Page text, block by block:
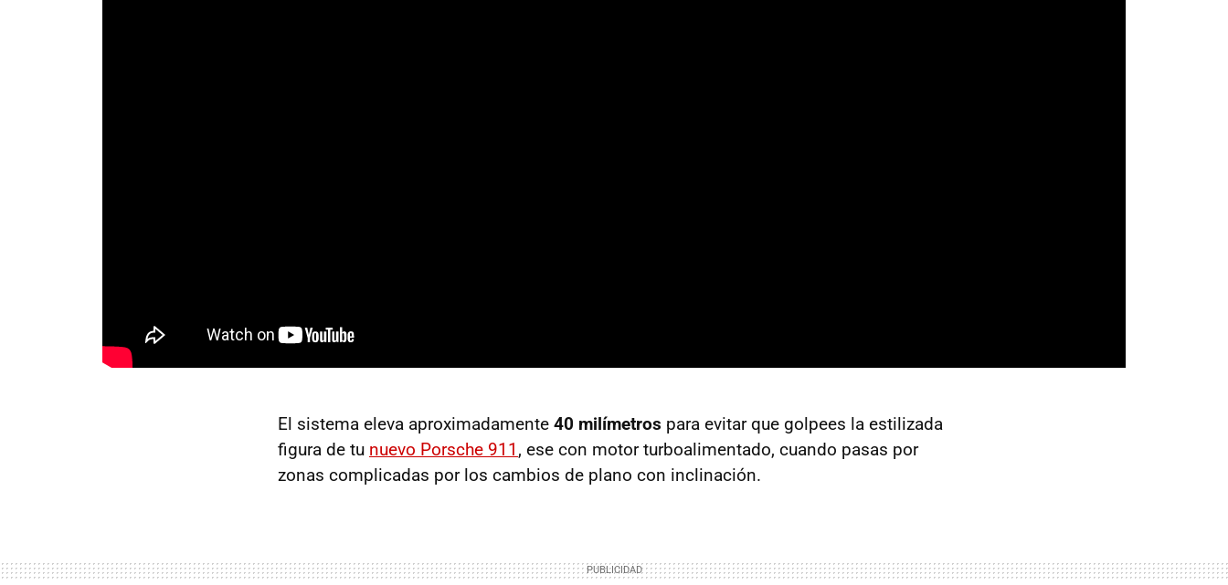
El sistema eleva aproximadamente 40 milímetros para evitar que golpees la estilizada
figura de tu nuevo Porsche 911 , ese con motor turboalimentado, cuando pasas por
zonas complicadas por los cambios de plano con inclinación.